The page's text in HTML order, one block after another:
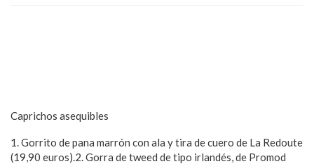
Caprichos asequibles
1. Gorrito de pana marrón con ala y tira de cuero de La Redoute
(19,90 euros).2. Gorra de tweed de tipo irlandés, de Promod